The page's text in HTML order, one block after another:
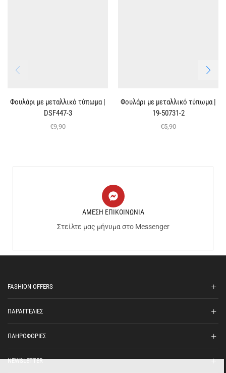
Φουλάρι με μεταλλικό τύπωμα |
DSF447-3
€9,90
Φουλάρι με μεταλλικό τύπωμα |
19-50731-2
€5,90
ΑΜΕΣΗ ΕΠΙΚΟΙΝΩΝΙΑ
Στείλτε μας μήνυμα στο Messenger
FASHION OFFERS
ΠΑΡΑΓΓΕΛΙΕΣ
ΠΛΗΡΟΦΟΡΙΕΣ
NEWSLETTER